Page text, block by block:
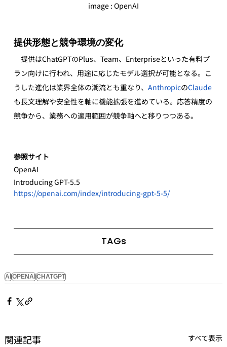
image : OpenAI
提供形態と競争環境の変化
提供はChatGPTのPlus、Team、Enterpriseといった有料プ
ラン向けに行われ、用途に応じたモデル選択が可能となる。こ
うした進化は業界全体の潮流とも重なり、 AnthropicのClaude
も長文理解や安全性を軸に機能拡張を進めている。応答精度の
競争から、業務への適用範囲が競争軸へと移りつつある。
参照サイト
OpenAI
Introducing GPT‑5.5
https://openai.com/index/introducing-gpt-5-5/
TAGs
AI OPENAI CHATGPT
関連記事 すべて表示